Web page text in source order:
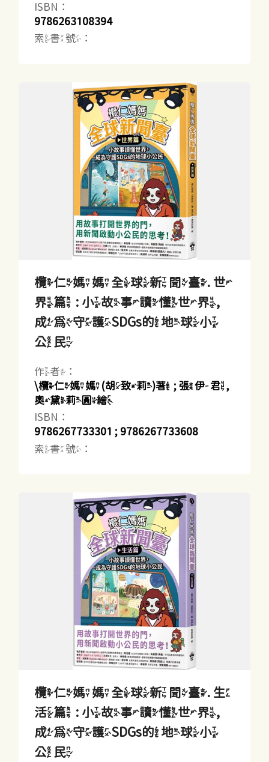
ISBN：
9786263108394
索書號：
欖仁媽媽全球新聞臺. 世
界篇 : 小故事讀懂世界,
成為守護SDGs的地球小
公民
作者：
\欖仁媽媽(胡致莉)著 ; 張伊君,
奧黛莉圓繪
ISBN：
9786267733301 ; 9786267733608
索書號：
欖仁媽媽全球新聞臺. 生
活篇 : 小故事讀懂世界,
成為守護SDGs的地球小
公民